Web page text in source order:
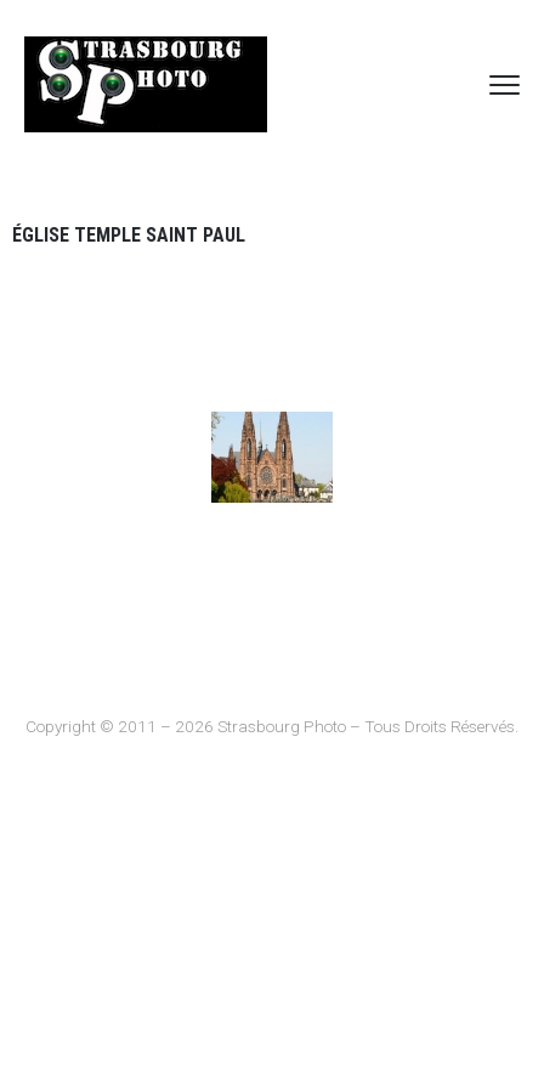
ÉGLISE TEMPLE SAINT PAUL
Copyright © 2011 – 2026 Strasbourg Photo – Tous Droits Réservés.